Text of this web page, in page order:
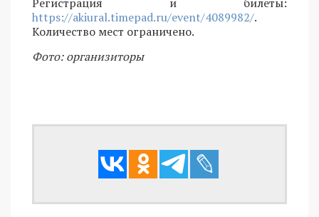
https://akiural.timepad.ru/event/4089982/.
Количество мест ограничено.
Фото: организиторы